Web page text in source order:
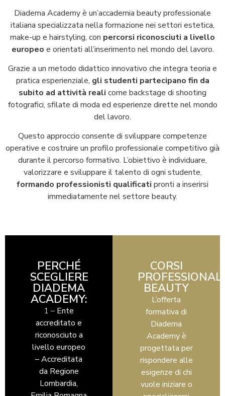
Diadema Academy è un’accademia beauty professionale
italiana specializzata nella formazione nei settori estetica,
make-up e hairstyling, con percorsi riconosciuti a livello
europeo e orientati all’inserimento nel mondo del lavoro.
Grazie a un metodo didattico innovativo che integra teoria e
pratica esperienziale, gli studenti partecipano fin da
subito ad attività reali come backstage di shooting
fotografici, sfilate di moda ed esperienze dirette nel mondo
del lavoro.
Questo approccio consente di sviluppare competenze
operative e costruire un profilo professionale competitivo già
durante il percorso formativo. L’obiettivo è individuare,
valorizzare e sviluppare il talento di ogni studente,
formando professionisti qualificati pronti a inserirsi
immediatamente nel settore beauty.
PERCHÉ
SCEGLIERE
DIADEMA
ACADEMY:
1 – Ente
accreditato e
riconosciuto a
livello europeo
–Accreditata
da Regione
Lombardia,
CORSI
PROFESSIONALI
BEAUTY
L’offerta
formativa di
Diadema
Academy è
progettata per
rispondere alle
esigenze di chi
vuole iniziare o